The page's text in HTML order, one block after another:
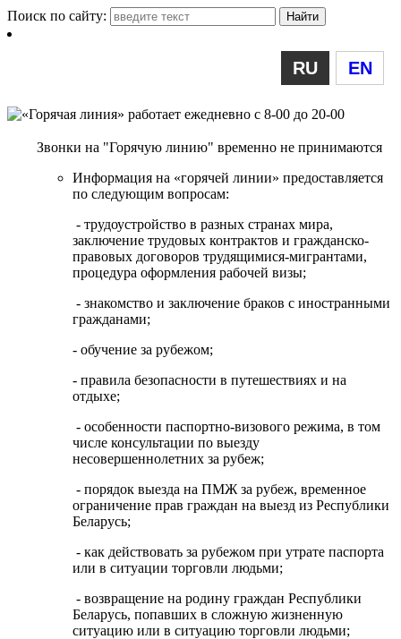
Поиск по сайту:
RU EN
Звонки на "Горячую линию" временно не принимаются
Информация на «горячей линии» предоставляется
по следующим вопросам:
- трудоустройство в разных странах мира,
заключение трудовых контрактов и гражданско-
правовых договоров трудящимися-мигрантами,
процедура оформления рабочей визы;
- знакомство и заключение браков с иностранными
гражданами;
- обучение за рубежом;
- правила безопасности в путешествиях и на
отдыхе;
- особенности паспортно-визового режима, в том
числе консультации по выезду
несовершеннолетних за рубеж;
- порядок выезда на ПМЖ за рубеж, временное
ограничение прав граждан на выезд из Республики
Беларусь;
- как действовать за рубежом при утрате паспорта
или в ситуации торговли людьми;
- возвращение на родину граждан Республики
Беларусь, попавших в сложную жизненную
ситуацию или в ситуацию торговли людьми;